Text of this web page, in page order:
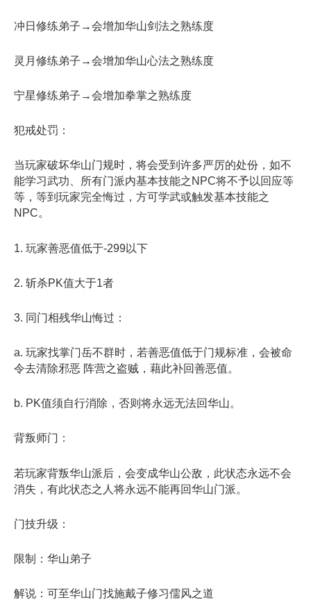
冲日修练弟子→会增加华山剑法之熟练度
灵月修练弟子→会增加华山心法之熟练度
宁星修练弟子→会增加拳掌之熟练度
犯戒处罚：
当玩家破坏华山门规时，将会受到许多严厉的处份，如不
能学习武功、所有门派内基本技能之NPC将不予以回应等
等，等到玩家完全悔过，方可学武或触发基本技能之
NPC。
1. 玩家善恶值低于-299以下
2. 斩杀PK值大于1者
3. 同门相残华山悔过：
a. 玩家找掌门岳不群时，若善恶值低于门规标准，会被命
令去清除邪恶 阵营之盗贼，藉此补回善恶值。
b. PK值须自行消除，否则将永远无法回华山。
背叛师门：
若玩家背叛华山派后，会变成华山公敌，此状态永远不会
消失，有此状态之人将永远不能再回华山门派。
门技升级：
限制：华山弟子
解说：可至华山门找施戴子修习儒风之道